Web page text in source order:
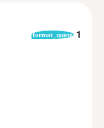
format_quote 1